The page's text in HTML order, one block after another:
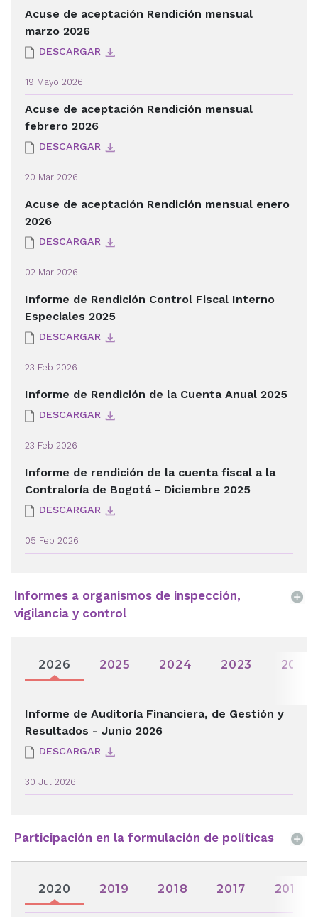
Acuse de aceptación Rendición mensual
marzo 2026
DESCARGAR
19 Mayo 2026
Acuse de aceptación Rendición mensual
febrero 2026
DESCARGAR
20 Mar 2026
Acuse de aceptación Rendición mensual enero
2026
DESCARGAR
02 Mar 2026
Informe de Rendición Control Fiscal Interno
Especiales 2025
DESCARGAR
23 Feb 2026
Informe de Rendición de la Cuenta Anual 2025
DESCARGAR
23 Feb 2026
Informe de rendición de la cuenta fiscal a la
Contraloría de Bogotá - Diciembre 2025
DESCARGAR
05 Feb 2026
Informes a organismos de inspección,
vigilancia y control
2026 2025 2024 2023 2022
Informe de Auditoría Financiera, de Gestión y
Resultados - Junio 2026
DESCARGAR
30 Jul 2026
Participación en la formulación de políticas
2020 2019 2018 2017 2016